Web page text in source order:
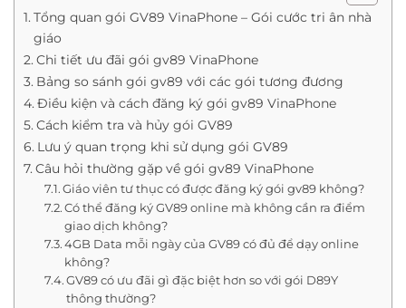
Tổng quan gói GV89 VinaPhone – Gói cước tri ân nhà
giáo
Chi tiết ưu đãi gói gv89 VinaPhone
Bảng so sánh gói gv89 với các gói tương đương
Điều kiện và cách đăng ký gói gv89 VinaPhone
Cách kiểm tra và hủy gói GV89
Lưu ý quan trọng khi sử dụng gói GV89
Câu hỏi thường gặp về gói gv89 VinaPhone
Giáo viên tư thục có được đăng ký gói gv89 không?
Có thể đăng ký GV89 online mà không cần ra điểm
giao dịch không?
4GB Data mỗi ngày của GV89 có đủ để dạy online
không?
GV89 có ưu đãi gì đặc biệt hơn so với gói D89Y
thông thường?